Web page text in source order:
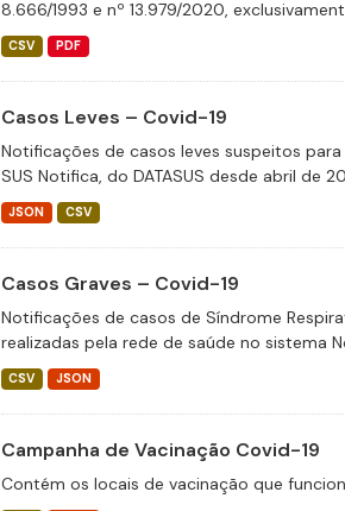
8.666/1993 e nº 13.979/2020,
CSV PDF
Casos Leves – Covid-19
Notificações de casos leves suspeitos
SUS Notifica, do DATASUS desde abril de
JSON CSV
Casos Graves – Covid-19
Notificações de casos de Síndrome
realizadas pela rede de saúde no sistema
CSV JSON
Campanha de Vacinação Covid-19
Contém os locais de vacinação que